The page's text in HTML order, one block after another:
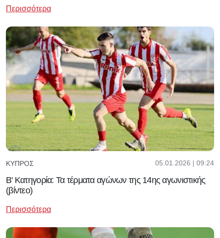
Περισσότερα
ΚΎΠΡΟΣ 05.01.2026 | 09:24
Β' Κατηγορία: Τα τέρματα αγώνων της 14ης αγωνιστικής
(βίντεο)
Περισσότερα